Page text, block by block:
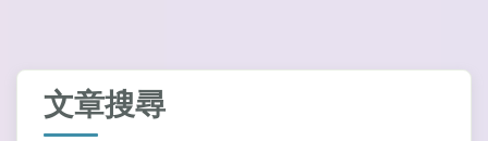
文章搜尋